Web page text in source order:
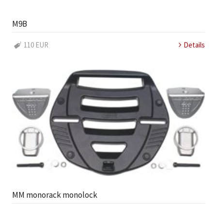
M9B
110 EUR Details
MM monorack monolock